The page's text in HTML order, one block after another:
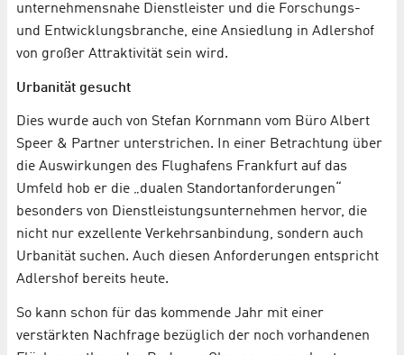
unternehmensnahe Dienstleister und die Forschungs-
und Entwicklungsbranche, eine Ansiedlung in Adlershof
von großer Attraktivität sein wird.
Urbanität gesucht
Dies wurde auch von Stefan Kornmann vom Büro Albert
Speer & Partner unterstrichen. In einer Betrachtung über
die Auswirkungen des Flughafens Frankfurt auf das
Umfeld hob er die „dualen Standortanforderungen“
besonders von Dienstleistungsunternehmen hervor, die
nicht nur exzellente Verkehrsanbindung, sondern auch
Urbanität suchen. Auch diesen Anforderungen entspricht
Adlershof bereits heute.
So kann schon für das kommende Jahr mit einer
verstärkten Nachfrage bezüglich der noch vorhandenen